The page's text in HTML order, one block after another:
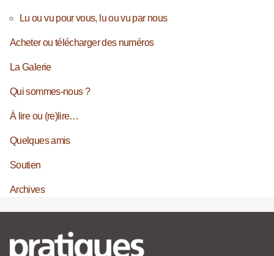
Lu ou vu pour vous, lu ou vu par nous
Acheter ou télécharger des numéros
La Galerie
Qui sommes-nous ?
À lire ou (re)lire…
Quelques amis
Soutien
Archives